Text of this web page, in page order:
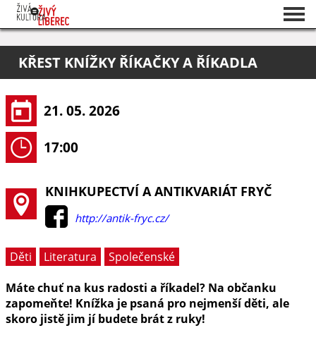
O projektu
Pořadatelé
KŘEST KNÍŽKY ŘÍKAČKY A ŘÍKADLA
21. 05. 2026
17:00
KNIHKUPECTVÍ A ANTIKVARIÁT FRYČ
http://antik-fryc.cz/
Děti Literatura
Společenské
Máte chuť na kus radosti a říkadel? Na občanku
zapomeňte! Knížka je psaná pro nejmenší děti, ale
skoro jistě jim jí budete brát z ruky!